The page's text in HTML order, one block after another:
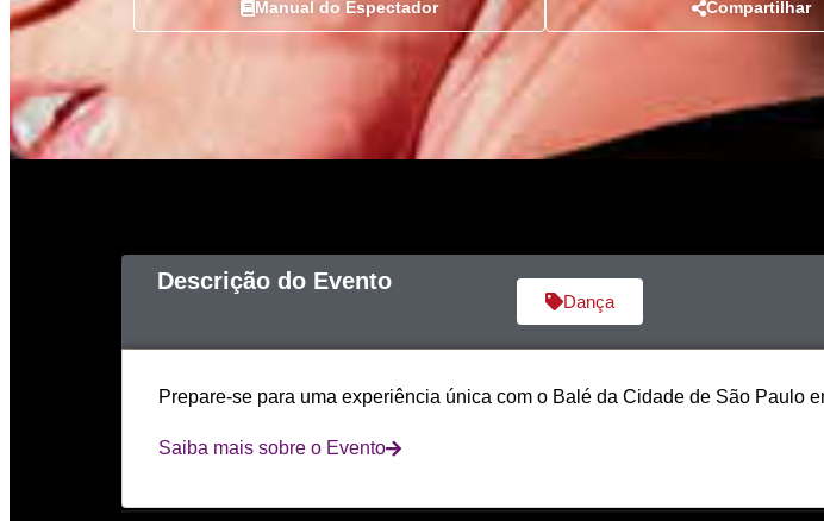
Manual do Espectador Compartilhar
Descrição do Evento
Dança
Prepare-se para uma experiência única com o Balé da Cidade de São Paulo
Saiba mais sobre o Evento